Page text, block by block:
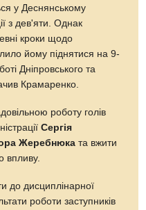
у Деснянському
з дев'яти. Однак
кроки щодо
йому піднятися на 9-
Дніпровського та
Крамаренко.
роботу голів
Сергія
Жеребнюка та вжити
впливу.
до дисциплінарної
роботи заступників